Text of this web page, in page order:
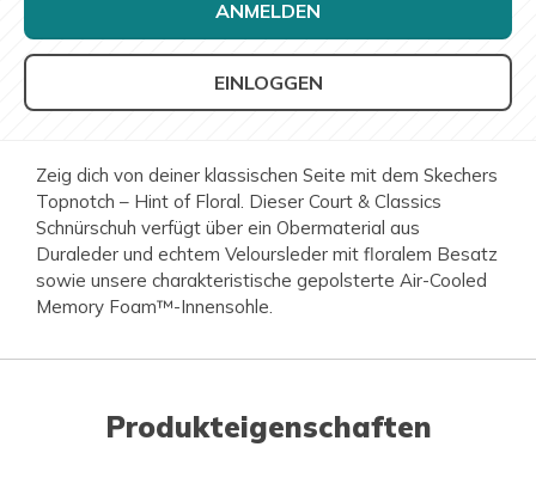
ANMELDEN
EINLOGGEN
Zeig dich von deiner klassischen Seite mit dem Skechers
Topnotch – Hint of Floral. Dieser Court & Classics
Schnürschuh verfügt über ein Obermaterial aus
Duraleder und echtem Veloursleder mit floralem Besatz
sowie unsere charakteristische gepolsterte Air-Cooled
Memory Foam™-Innensohle.
Produkteigenschaften